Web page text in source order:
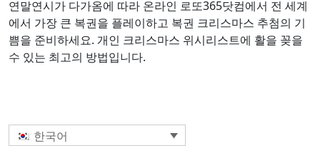
연말연시가 다가옴에 따라 온라인 로또365닷컴에서 전 세계
에서 가장 큰 복권을 플레이하고 복권 크리스마스 추첨의 기
쁨을 준비하세요. 개인 크리스마스 위시리스트에 활을 꽂을
수 있는 최고의 방법입니다.
한국어